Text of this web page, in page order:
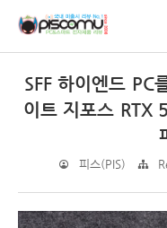
SFF 하이엔드 PC
이트 지포스 RTX
피스(PIS)